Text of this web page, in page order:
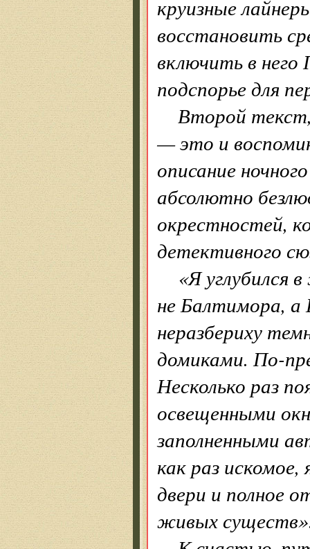
круизные
восстановить
включить в
подспорье для
Второй
— это и
описание
абсолютно
окрестностей,
детективного
«Я углубился
не Балтимора, а
неразбериху
домиками. По-
Несколько раз
освещенными
заполненными
как раз
двери и полное
живых